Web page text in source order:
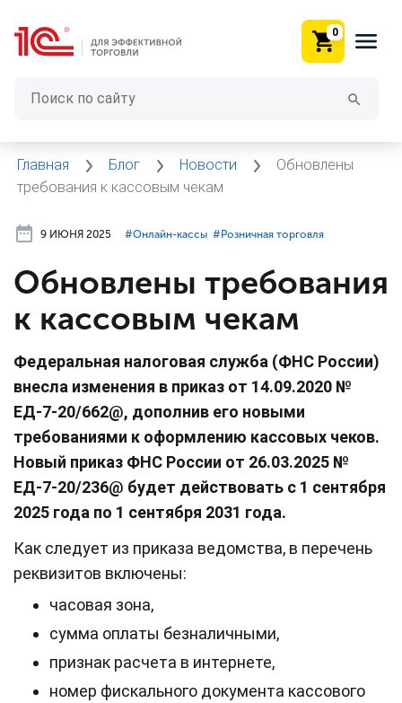
0
Главная Блог Новости
Обновлены
требования к кассовым чекам
9 ИЮНЯ 2025 #⁣Онлайн-кассы #⁣Розничная торговля
Обновлены требования
к кассовым чекам
Федеральная налоговая служба (ФНС России)
внесла изменения в приказ от 14.09.2020 №
ЕД-7-20/662@, дополнив его новыми
требованиями к оформлению кассовых чеков.
Новый приказ ФНС России от 26.03.2025 №
ЕД-7-20/236@ будет действовать с 1 сентября
2025 года по 1 сентября 2031 года.
Как следует из приказа ведомства, в перечень
реквизитов включены:
часовая зона,
сумма оплаты безналичными,
признак расчета в интернете,
номер фискального документа кассового